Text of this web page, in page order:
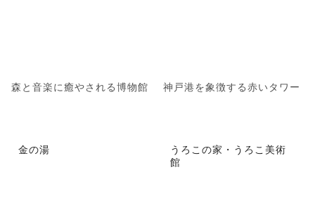
森と音楽に癒やされる博物館 神戸港を象徴する赤いタワー
金の湯
うろこの家・うろこ美術
館